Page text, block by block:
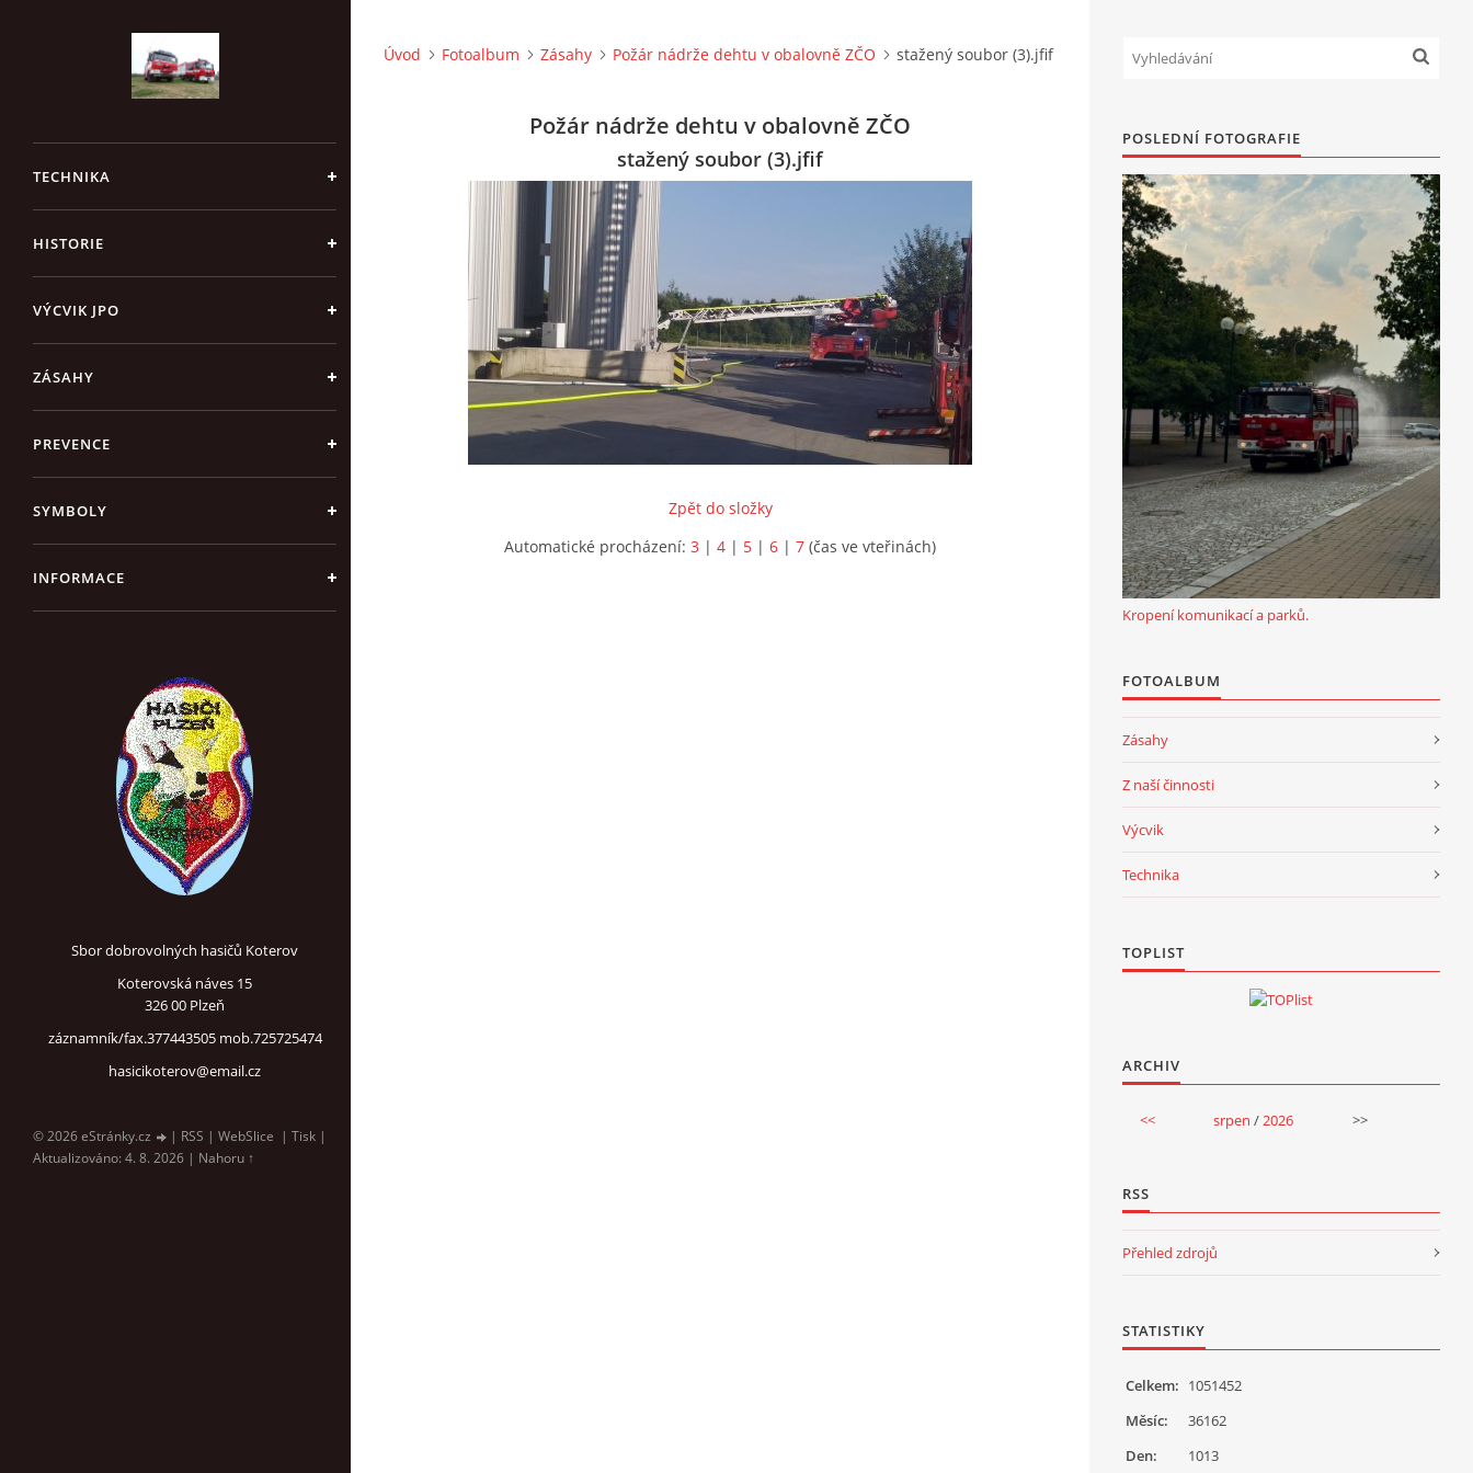
TECHNIKA
HISTORIE
VÝCVIK JPO
ZÁSAHY
PREVENCE
SYMBOLY
INFORMACE
Sbor dobrovolných hasičů Koterov
Koterovská náves 15
326 00 Plzeň
záznamník/fax.377443505 mob.725725474
hasicikoterov@email.cz
© 2026 eStránky.cz | RSS | WebSlice | Tisk |
Aktualizováno: 4. 8. 2026 | Nahoru ↑
Úvod Fotoalbum Zásahy Požár nádrže dehtu v obalovně ZČO stažený soubor (3).jfif
Požár nádrže dehtu v obalovně ZČO
stažený soubor (3).jfif
Zpět do složky
Automatické procházení: 3 | 4 | 5 | 6 | 7 (čas ve vteřinách)
POSLEDNÍ FOTOGRAFIE
Kropení komunikací a parků.
FOTOALBUM
Zásahy
Z naší činnosti
Výcvik
Technika
TOPLIST
ARCHIV
<< srpen /2026 >>
RSS
Přehled zdrojů
STATISTIKY
Celkem: 1051452
Měsíc:
36162
Den:
1013